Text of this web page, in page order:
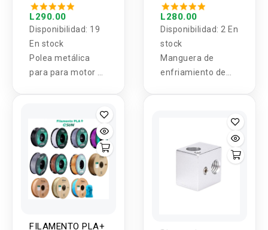
banda para motor
Paso a Paso de
5mm, 6mm y 8mm
L290.00
Disponibilidad: 19
En stock
Polea metálica
para para motor de
CNC con Valvula
L280.00
Disponibilidad: 2 En
stock
Manguera de
enfriamiento de
FILAMENTO PLA+